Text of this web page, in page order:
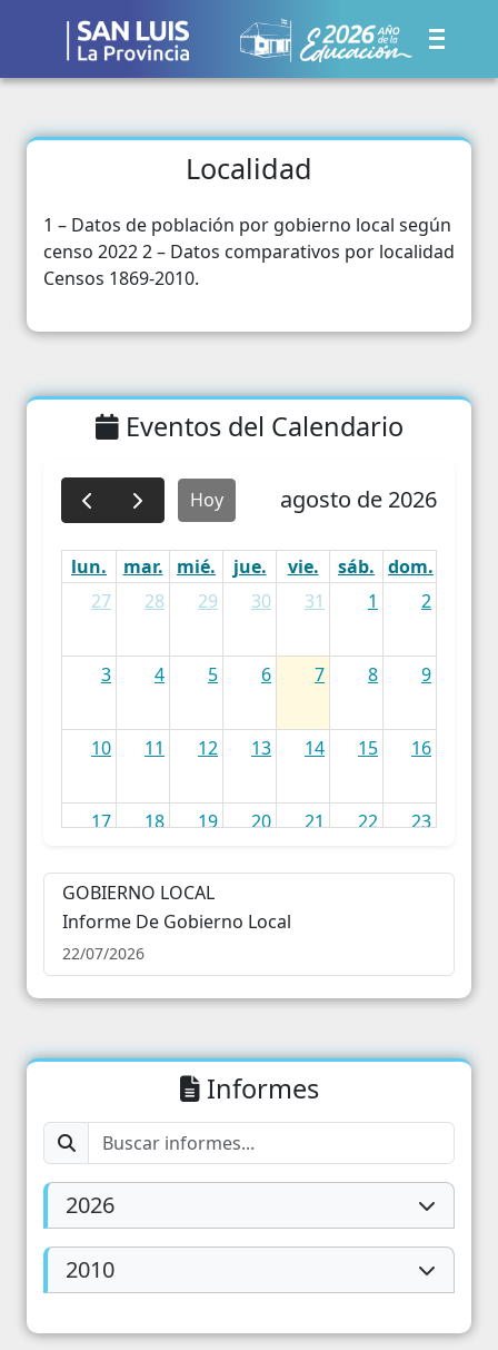
Localidad
1 – Datos de población por gobierno local según
censo 2022 2 – Datos comparativos por localidad
Censos 1869-2010.
Eventos del Calendario
Hoy agosto de 2026
lun. mar. mié. jue. vie. sáb. dom.
27
28 29 30 31 1 2
3 4 5 6 7 8 9
10 11 12 13 14 15 16
17 18 19 20 21 22 23
24 25 26
31
GOBIERNO LOCAL
Informe De Gobierno Local
22/07/2026
Informes
2026
2010